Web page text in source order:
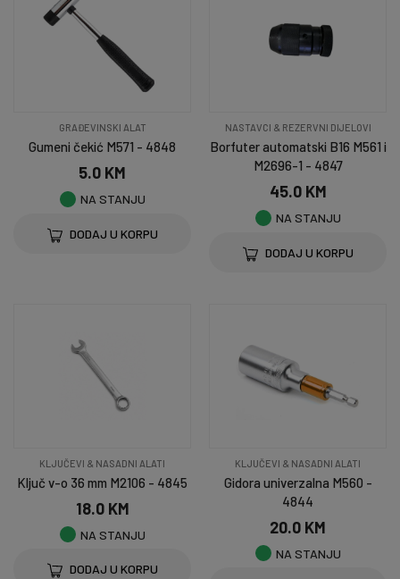
GRAĐEVINSKI ALAT
Gumeni čekić M571 - 4848
5.0 KM
NA STANJU
DODAJ U KORPU
NASTAVCI & REZERVNI DIJELOVI
Borfuter automatski B16 M561 i
M2696-1 - 4847
45.0 KM
NA STANJU
DODAJ U KORPU
KLJUČEVI & NASADNI ALATI
Ključ v-o 36 mm M2106 - 4845
18.0 KM
NA STANJU
DODAJ U KORPU
KLJUČEVI & NASADNI ALATI
Gidora univerzalna M560 -
4844
20.0 KM
NA STANJU